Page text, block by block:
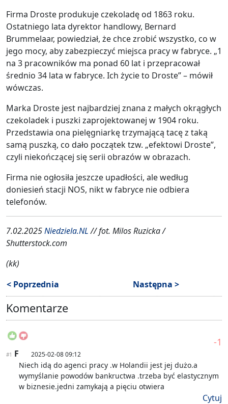
Firma Droste produkuje czekoladę od 1863 roku.
Ostatniego lata dyrektor handlowy, Bernard
Brummelaar, powiedział, że chce zrobić wszystko, co w
jego mocy, aby zabezpieczyć miejsca pracy w fabryce. „1
na 3 pracowników ma ponad 60 lat i przepracował
średnio 34 lata w fabryce. Ich życie to Droste” – mówił
wówczas.
Marka Droste jest najbardziej znana z małych okrągłych
czekoladek i puszki zaprojektowanej w 1904 roku.
Przedstawia ona pielęgniarkę trzymającą tacę z taką
samą puszką, co dało początek tzw. „efektowi Droste”,
czyli niekończącej się serii obrazów w obrazach.
Firma nie ogłosiła jeszcze upadłości, ale według
doniesień stacji NOS, nikt w fabryce nie odbiera
telefonów.
7.02.2025Niedziela.NL// fot. Milos Ruzicka /
Shutterstock.com
(kk)
< Poprzednia
Następna >
Komentarze
-1
#1 F 2025-02-08 09:12
Niech idą do agenci pracy .w Holandii jest jej dużo.a
wymyślanie powodów bankructwa .trzeba być elastycznym
w biznesie.jedni zamykają a pięciu otwiera
Cytuj